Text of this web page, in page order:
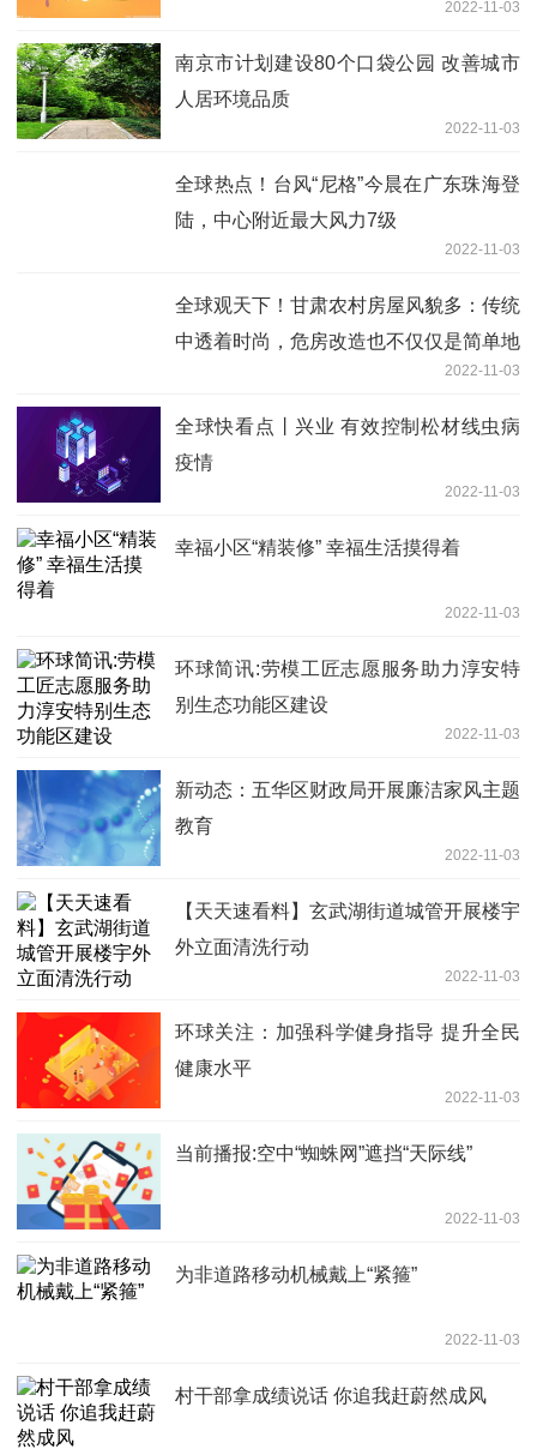
2022-11-03
南京市计划建设80个口袋公园 改善城市
人居环境品质
2022-11-03
全球热点！台风“尼格”今晨在广东珠海登
陆，中心附近最大风力7级
2022-11-03
全球观天下！甘肃农村房屋风貌多：传统
中透着时尚，危房改造也不仅仅是简单地
2022-11-03
全球快看点丨兴业 有效控制松材线虫病
疫情
2022-11-03
幸福小区“精装修” 幸福生活摸得着
2022-11-03
环球简讯:劳模工匠志愿服务助力淳安特
别生态功能区建设
2022-11-03
新动态：五华区财政局开展廉洁家风主题
教育
2022-11-03
【天天速看料】玄武湖街道城管开展楼宇
外立面清洗行动
2022-11-03
环球关注：加强科学健身指导 提升全民
健康水平
2022-11-03
当前播报:空中“蜘蛛网”遮挡“天际线”
2022-11-03
为非道路移动机械戴上“紧箍”
2022-11-03
村干部拿成绩说话 你追我赶蔚然成风